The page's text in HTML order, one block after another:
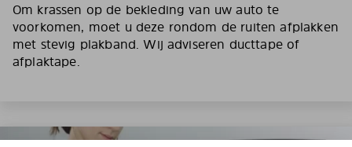
Om krassen op de bekleding van uw auto te
voorkomen, moet u deze rondom de ruiten afplakken
met stevig plakband. Wij adviseren ducttape of
afplaktape.